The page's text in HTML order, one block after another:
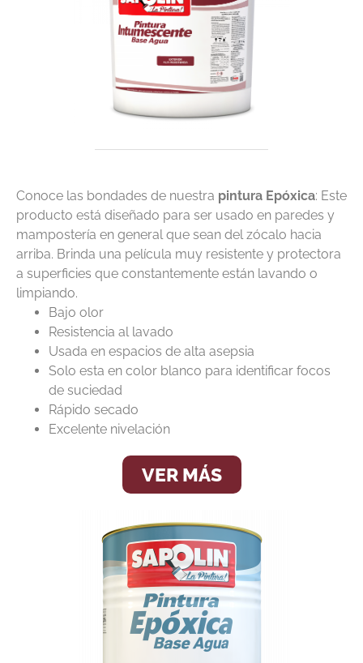
Conoce las bondades de nuestra pintura Epóxica: Este
producto está diseñado para ser usado en paredes y
mampostería en general que sean del zócalo hacia
arriba. Brinda una película muy resistente y protectora
a superficies que constantemente están lavando o
limpiando.
Bajo olor
Resistencia al lavado
Usada en espacios de alta asepsia
Solo esta en color blanco para identificar focos
de suciedad
Rápido secado
Excelente nivelación
VER MÁS